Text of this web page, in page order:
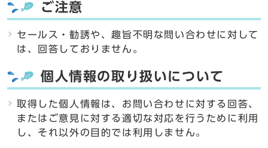
ご注意
セールス・勧誘や、趣旨不明な問い合わせに対して
は、回答しておりません。
個人情報の取り扱いについて
取得した個人情報は、お問い合わせに対する回答、
またはご意見に対する適切な対応を行うために利用
し、それ以外の目的では利用しません。